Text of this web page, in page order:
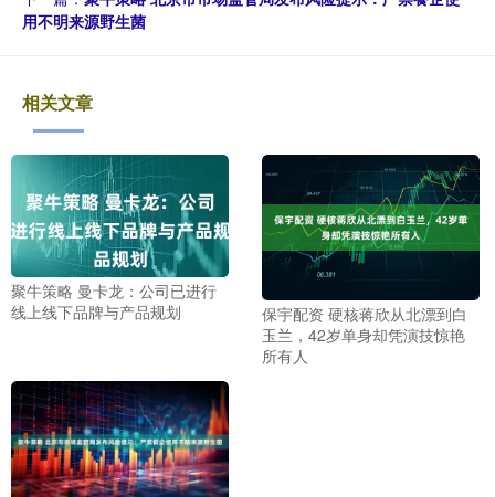
用不明来源野生菌
相关文章
聚牛策略 曼卡龙：公司已进行
线上线下品牌与产品规划
保宇配资 硬核蒋欣从北漂到白
玉兰，42岁单身却凭演技惊艳
所有人